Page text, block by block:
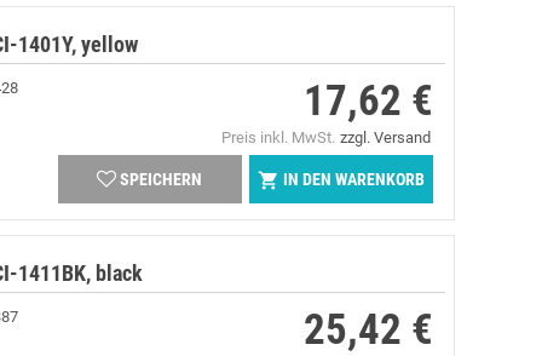
1401Y, yellow
17,62 €
Preis inkl. MwSt. zzgl. Versand
SPEICHERN  IN DEN WARENKORB
1411BK, black
25,42 €